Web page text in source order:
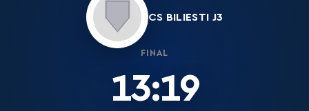
CS BILIESTI J3
FINAL
13:19